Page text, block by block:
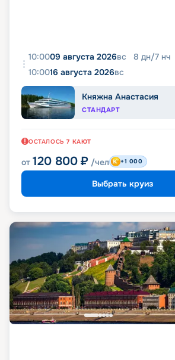
10:0009 августа 2026вс 8 дн/7 нч
10:0016 августа 2026вс
Княжна Анастасия
СТАНДАРТ
ОСТАЛОСЬ 7 КАЮТ
от 120 800 ₽ /чел +1 000
Выбрать круиз